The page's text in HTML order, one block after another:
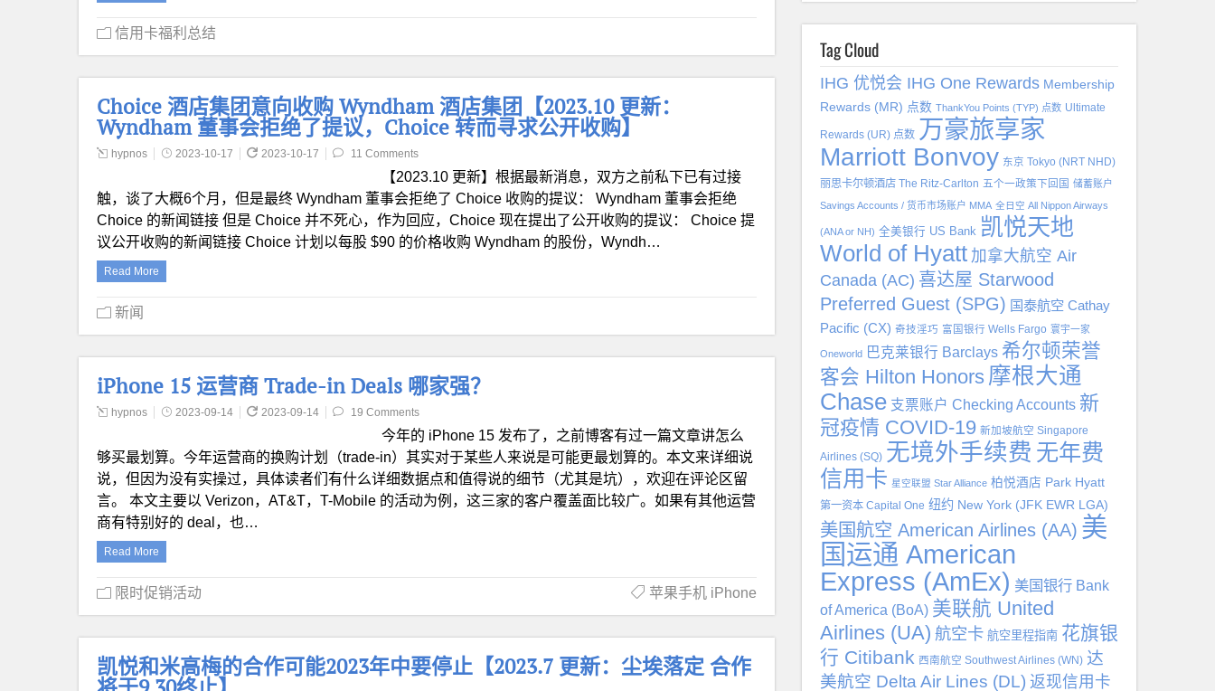
信用卡福利总结
Choice 酒店集团意向收购 Wyndham 酒店集团【2023.10 更新：
Wyndham 董事会拒绝了提议，Choice 转而寻求公开收购】
hypnos 2023-10-17 2023-10-17 11 Comments
【2023.10 更新】根据最新消息，双方之前私下已有过接
触，谈了大概6个月，但是最终 Wyndham 董事会拒绝了 Choice 收购的提议： Wyndham 董事会拒绝
Choice 的新闻链接 但是 Choice 并不死心，作为回应，Choice 现在提出了公开收购的提议： Choice 提
议公开收购的新闻链接 Choice 计划以每股 $90 的价格收购 Wyndham 的股份，Wyndh…
Read More
新闻
iPhone 15 运营商 Trade-in Deals 哪家强？
hypnos 2023-09-14 2023-09-14 19 Comments
今年的 iPhone 15 发布了，之前博客有过一篇文章讲怎么
够买最划算。今年运营商的换购计划（trade-in）其实对于某些人来说是可能更最划算的。本文来详细说
说，但因为没有实操过，具体读者们有什么详细数据点和值得说的细节（尤其是坑），欢迎在评论区留
言。 本文主要以 Verizon，AT&T，T-Mobile 的活动为例，这三家的客户覆盖面比较广。如果有其他运营
商有特别好的 deal，也…
Read More
限时促销活动 苹果手机 iPhone
凯悦和米高梅的合作可能2023年中要停止【2023.7 更新：尘埃落定 合作
Tag Cloud
IHG 优悦会 IHG One Rewards Membership
Rewards (MR) 点数 ThankYou Points (TYP) 点数 Ultimate
Rewards (UR) 点数 万豪旅享家
Marriott Bonvoy 东京 Tokyo (NRT NHD)
丽思卡尔顿酒店 The Ritz-Carlton 五个一政策下回国 储蓄账户
Savings Accounts / 货币市场账户 MMA 全日空 All Nippon Airways
(ANA or NH) 全美银行 US Bank 凯悦天地
World of Hyatt 加拿大航空 Air
Canada (AC) 喜达屋 Starwood
Preferred Guest (SPG) 国泰航空 Cathay
Pacific (CX) 奇技淫巧 富国银行 Wells Fargo 寰宇一家
Oneworld 巴克莱银行 Barclays 希尔顿荣誉
客会 Hilton Honors 摩根大通
Chase 支票账户 Checking Accounts 新
冠疫情 COVID-19 新加坡航空 Singapore
Airlines (SQ) 无境外手续费 无年费
信用卡 星空联盟 Star Alliance 柏悦酒店 Park Hyatt
第一资本 Capital One 纽约 New York (JFK EWR LGA)
美国航空 American Airlines (AA) 美
国运通 American
Express (AmEx) 美国银行 Bank
of America (BoA) 美联航 United
Airlines (UA) 航空卡 航空里程指南 花旗银
行 Citibank 西南航空 Southwest Airlines (WN) 达
美航空 Delta Air Lines (DL) 返现信用卡